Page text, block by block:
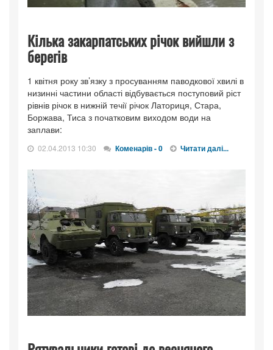
Кілька закарпатських річок вийшли з
берегів
1 квітня року зв’язку з просуванням паводкової хвилі в
низинні частини області відбувається поступовий ріст
рівнів річок в нижній течії річок Латориця, Стара,
Боржава, Тиса з початковим виходом води на
заплави:
02.04.2013 10:30 Коменарів - 0 Читати далі...